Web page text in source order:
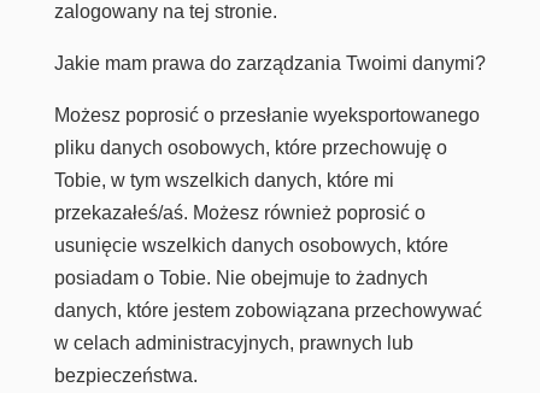
zalogowany na tej stronie.
Jakie mam prawa do zarządzania Twoimi danymi?
Możesz poprosić o przesłanie wyeksportowanego
pliku danych osobowych, które przechowuję o
Tobie, w tym wszelkich danych, które mi
przekazałeś/aś. Możesz również poprosić o
usunięcie wszelkich danych osobowych, które
posiadam o Tobie. Nie obejmuje to żadnych
danych, które jestem zobowiązana przechowywać
w celach administracyjnych, prawnych lub
bezpieczeństwa.